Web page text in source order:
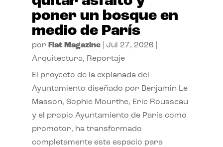
poner un bosque en
medio de París
por Flat Magazine| Jul 27, 2026
Arquitectura, Reportaje
El proyecto de la explanada del
Ayuntamiento diseñado por Benjamin Le
Masson, Sophie Mourthe, Eric Rousseau
y el propio Ayuntamiento de París como
promotor, ha transformado
completamente este espacio para